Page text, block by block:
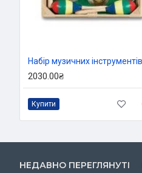
2030.00₴
Купити
НЕДАВНО ПЕРЕГЛЯНУТІ